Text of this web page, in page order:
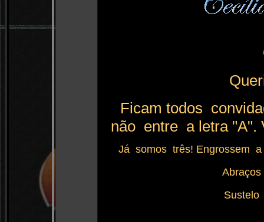
Ficam todos
não entre a letra "A".
Já somos três! Engrossem a
Abraços
Sustelo